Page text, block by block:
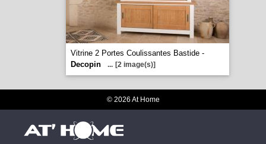
Vitrine 2 Portes Coulissantes Bastide -
Decopin
... [2 image(s)]
© 2026 At Home